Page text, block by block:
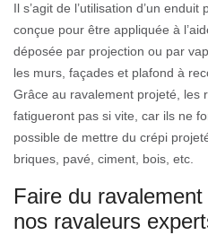
Il s’agit de l’utilisation d’un
conçue pour être appliquée à
déposée par projection ou par
les murs, façades et plafond à
Grâce au ravalement projeté, les
fatigueront pas si vite, car ils ne
possible de mettre du crépi
briques, pavé, ciment, bois, etc.
Faire du
nos ravaleurs